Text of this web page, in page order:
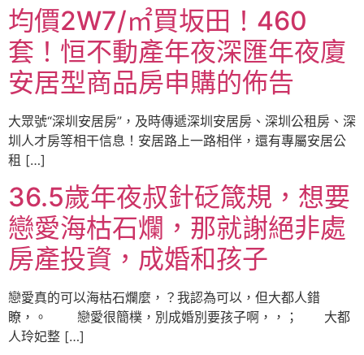
均價2W7/㎡買坂田！460
套！恒不動產年夜深匯年夜廈
安居型商品房申購的佈告
大眾號“深圳安居房”，及時傳遞深圳安居房、深圳公租房、深
圳人才房等相干信息！安居路上一路相伴，還有專屬安居公
租 […]
36.5歲年夜叔針砭箴規，想要
戀愛海枯石爛，那就謝絕非處
房產投資，成婚和孩子
戀愛真的可以海枯石爛麼，？我認為可以，但大都人錯
瞭，。 戀愛很簡樸，別成婚別要孩子啊，，； 大都
人玲妃整 […]